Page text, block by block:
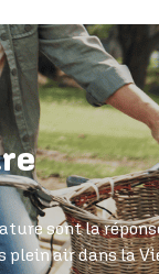
sont la
air dans la